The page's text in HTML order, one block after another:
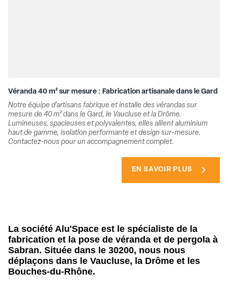
Véranda 40 m² sur mesure : Fabrication artisanale dans le Gard
Notre équipe d'artisans fabrique et installe des vérandas sur
mesure de 40 m² dans le Gard, le Vaucluse et la Drôme.
Lumineuses, spacieuses et polyvalentes, elles allient aluminium
haut de gamme, isolation performante et design sur-mesure.
Contactez-nous pour un accompagnement complet.
EN SAVOIR PLUS chevron_right
La société Alu'Space est le spécialiste de la
fabrication et la pose de véranda et de pergola à
Sabran. Située dans le 30200, nous nous
déplaçons dans le Vaucluse, la Drôme et les
Bouches-du-Rhône.